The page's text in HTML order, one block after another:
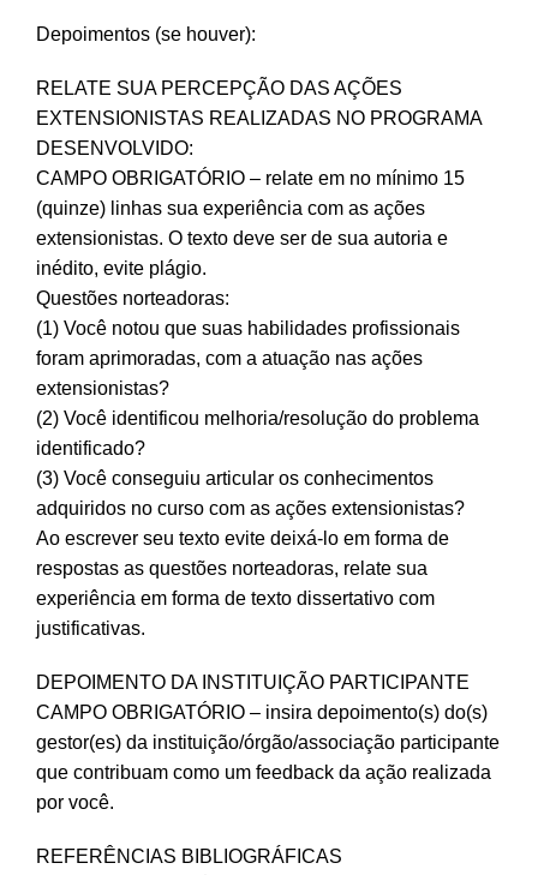
Depoimentos (se houver):
RELATE SUA PERCEPÇÃO DAS AÇÕES
EXTENSIONISTAS REALIZADAS NO PROGRAMA
DESENVOLVIDO:
CAMPO OBRIGATÓRIO – relate em no mínimo 15
(quinze) linhas sua experiência com as ações
extensionistas. O texto deve ser de sua autoria e
inédito, evite plágio.
Questões norteadoras:
(1) Você notou que suas habilidades profissionais
foram aprimoradas, com a atuação nas ações
extensionistas?
(2) Você identificou melhoria/resolução do problema
identificado?
(3) Você conseguiu articular os conhecimentos
adquiridos no curso com as ações extensionistas?
Ao escrever seu texto evite deixá-lo em forma de
respostas as questões norteadoras, relate sua
experiência em forma de texto dissertativo com
justificativas.
DEPOIMENTO DA INSTITUIÇÃO PARTICIPANTE
CAMPO OBRIGATÓRIO – insira depoimento(s) do(s)
gestor(es) da instituição/órgão/associação participante
que contribuam como um feedback da ação realizada
por você.
REFERÊNCIAS BIBLIOGRÁFICAS